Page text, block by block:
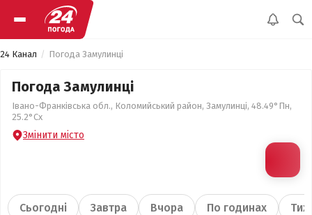
24 Канал Погода Замулинці
Погода Замулинці
Івано-Франківська обл., Коломийський район, Замулинці, 48.49°Пн,
25.2°Сх
Змінити місто
Сьогодні Завтра Вчора По годинах